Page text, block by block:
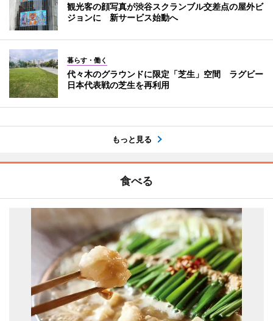
観光客の顔写真が渋谷スクランブル交差点の屋外ビ
ジョンに 新サービス始動へ
暮らす・働く
代々木のグラウンドに限定「芝生」空間 ラグビー
日本代表戦の芝生を再利用
もっと見る
食べる